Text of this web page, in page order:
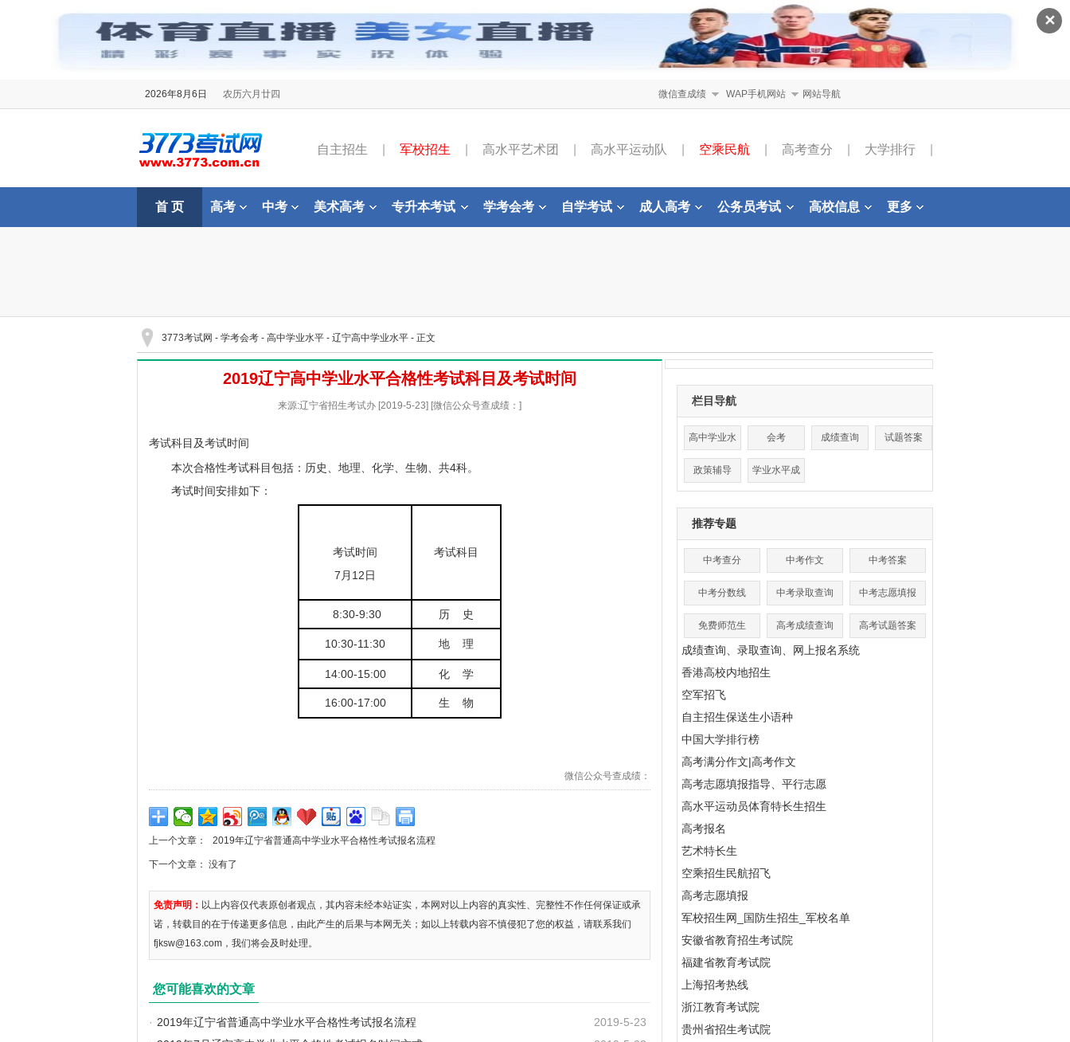
✕
2026年8月6日 农历六月廿四 微信查成绩 WAP手机网站 网站导航
自主招生 军校招生 高水平艺术团 高水平运动队 空乘民航 高考查分 大学排行
首 页 高考 中考 美术高考 专升本考试 学考会考 自学考试 成人高考 公务员考试 高校信息 更多
3773考试网 - 学考会考 - 高中学业水平 - 辽宁高中学业水平 - 正文
2019辽宁高中学业水平合格性考试科目及考试时间
来源:辽宁省招生考试办 [2019-5-23] [微信公众号查成绩：]
考试科目及考试时间
本次合格性考试科目包括：历史、地理、化学、生物、共4科。
考试时间安排如下：
考试时间
7月12日
考试科目
8:30-9:30 历 史
10:30-11:30 地 理
14:00-15:00 化 学
16:00-17:00 生 物
微信公众号查成绩：
上一个文章： 2019年辽宁省普通高中学业水平合格性考试报名流程
下一个文章： 没有了
免责声明： 以上内容仅代表原创者观点，其内容未经本站证实，本网对以上内容的真实性、完整性不作任何保证或承
诺，转载目的在于传递更多信息，由此产生的后果与本网无关；如以上转载内容不慎侵犯了您的权益，请联系我们
fjksw@163.com，我们将会及时处理。
您可能喜欢的文章
2019-5-23
· 2019年辽宁省普通高中学业水平合格性考试报名流程
栏目导航
高中学业水
平
会考 成绩查询 试题答案
政策辅导 学业水平成
绩查询
推荐专题
中考查分 中考作文 中考答案
中考分数线 中考录取查询 中考志愿填报
免费师范生 高考成绩查询 高考试题答案
成绩查询、录取查询、网上报名系统
香港高校内地招生
空军招飞
自主招生保送生小语种
中国大学排行榜
高考满分作文|高考作文
高考志愿填报指导、平行志愿
高水平运动员体育特长生招生
高考报名
艺术特长生
空乘招生民航招飞
高考志愿填报
军校招生网_国防生招生_军校名单
安徽省教育招生考试院
福建省教育考试院
上海招考热线
浙江教育考试院
贵州省招生考试院